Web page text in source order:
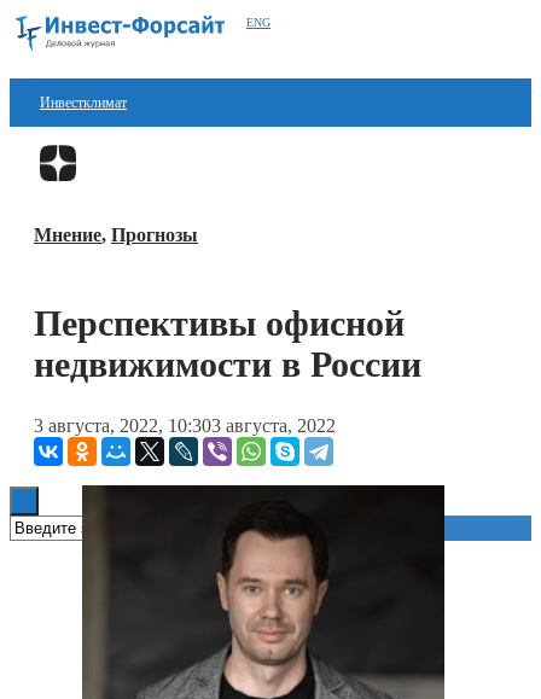
ENG
Инвестклимат
Финансы
Блокчейн
Технологии
Книги
Мнение, Прогнозы
Перспективы офисной
недвижимости в России
3 августа, 2022, 10:303 августа, 2022